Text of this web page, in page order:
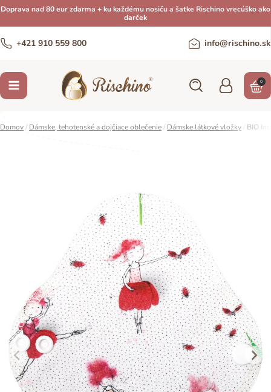
Doprava nad 80 eur zdarma + ku každému nosiču a šatke Rischino vrecúško ako
darček
+421 910 559 800 info@rischino.sk
0
Domov/ Dámske, tehotenské a dojčiace oblečenie/ Dámske látkové vložky BIO